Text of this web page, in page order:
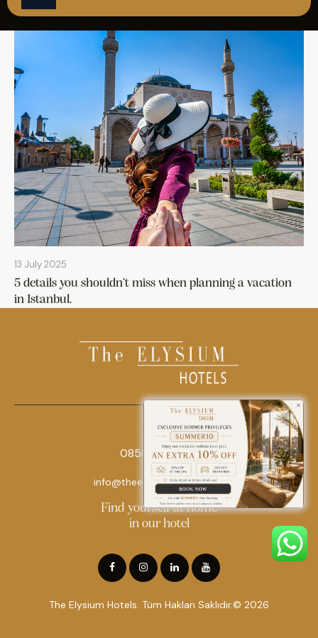
13 July 2025
5 details you shouldn’t miss when planning a vacation
in Istanbul.
0850 242 18 18
info@theelysiumhotels.com
Find yourself at home
in our hotel
The Elysium Hotels. Tüm Hakları Saklıdır.© 2026